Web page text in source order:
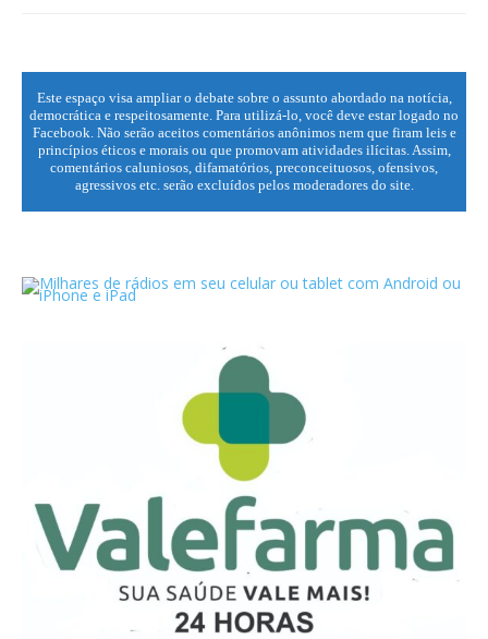
Este espaço visa ampliar o debate sobre o assunto abordado na notícia,
democrática e respeitosamente. Para utilizá-lo, você deve estar logado no
Facebook. Não serão aceitos comentários anônimos nem que firam leis e
princípios éticos e morais ou que promovam atividades ilícitas. Assim,
comentários caluniosos, difamatórios, preconceituosos, ofensivos,
agressivos etc. serão excluídos pelos moderadores do site.